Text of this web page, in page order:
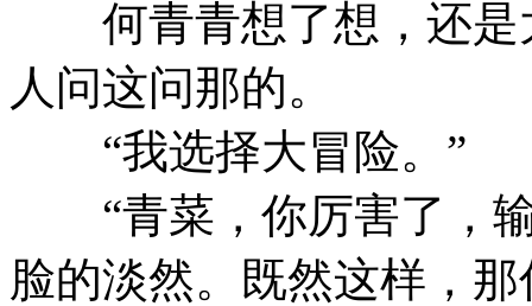
何青青想了想，还是
人问这问那的。
“我选择大冒险。”
“青菜，你厉害了，输
脸的淡然。既然这样，